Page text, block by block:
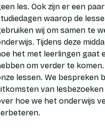
les. Ook zijn er een
waarop de
wij om samen te
Tijdens deze
het met leerlingen gaat
om verder te
lessen. We bespreken
van
hoe we het onderwijs